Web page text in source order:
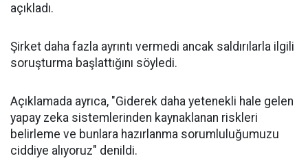
açıkladı.
Şirket daha fazla ayrıntı vermedi ancak saldırılarla ilgili
soruşturma başlattığını söyledi.
Açıklamada ayrıca, "Giderek daha yetenekli hale gelen
yapay zeka sistemlerinden kaynaklanan riskleri
belirleme ve bunlara hazırlanma sorumluluğumuzu
ciddiye alıyoruz" denildi.